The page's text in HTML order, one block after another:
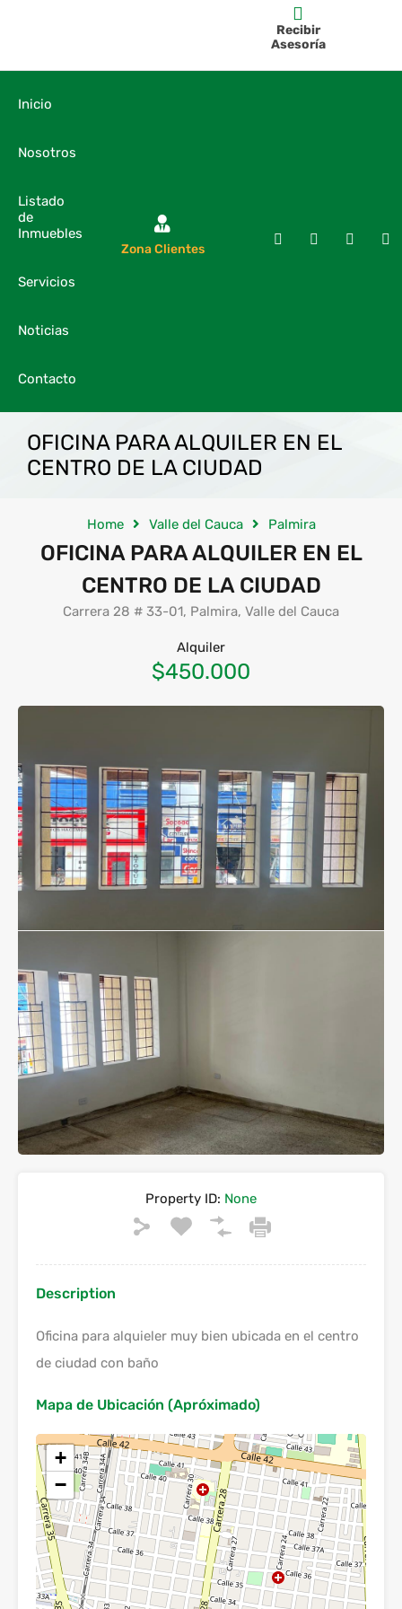
Recibir
Asesoría
Inicio
Nosotros
Listado
de
Inmuebles
Servicios
Noticias
Contacto
Zona Clientes
OFICINA PARA ALQUILER EN EL
CENTRO DE LA CIUDAD
Home Valle del Cauca Palmira
OFICINA PARA ALQUILER EN EL
CENTRO DE LA CIUDAD
Carrera 28 # 33-01, Palmira, Valle del Cauca
Alquiler
$450.000
Property ID: None
Description
Oficina para alquieler muy bien ubicada en el centro
de ciudad con baño
Mapa de Ubicación (Apróximado)
+
−